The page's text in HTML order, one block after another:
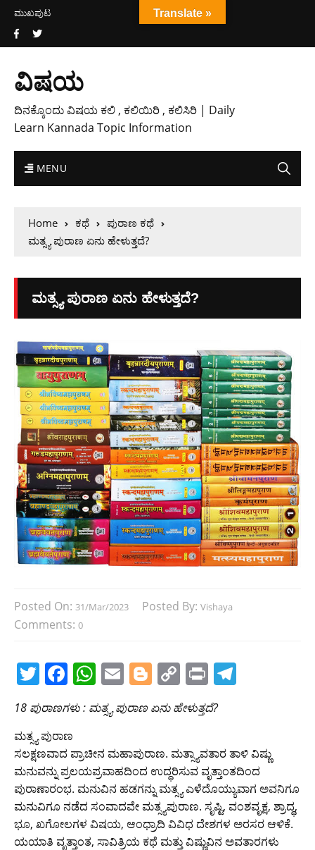
ಮುಖಪುಟ
ವಿಷಯ
ದಿನಕ್ಕೊಂದು ವಿಷಯ ಕಲಿ , ಕಲಿಯಿರಿ , ಕಲಿಸಿರಿ | Daily
Learn Kannada Topic Information
MENU
Home ಕಥೆ
ಪುರಾಣ ಕಥೆ
ಮತ್ಸ್ಯ ಪುರಾಣ ಏನು ಹೇಳುತ್ತದೆ?
ಮತ್ಸ್ಯ ಪುರಾಣ ಏನು ಹೇಳುತ್ತದೆ?
Posted On: 31/Mar/2023 Posted By: Vishaya
Comments: 0
T
itt
er
F
a
c
e
b
o
o
k
W
h
at
s
A
p
p
E
m
ai
Bl
g
er
C
o
p
Li
n
k
Pr
in
t
a
m
18 ಪುರಾಣಗಳು : ಮತ್ಸ್ಯ ಪುರಾಣ ಏನು ಹೇಳುತ್ತದೆ?
ಮತ್ಸ್ಯ ಪುರಾಣ
ಸಲಕ್ಷಣವಾದ ಪ್ರಾಚೀನ ಮಹಾಪುರಾಣ. ಮತ್ಸ್ಯಾವತಾರ ತಾಳಿ ವಿಷ್ಣು
ಮನುವನ್ನು ಪ್ರಲಯಪ್ರವಾಹದಿಂದ ಉದ್ಧರಿಸುವ ವೃತ್ತಾಂತದಿಂದ
ಪುರಾಣಾರಂಭ. ಮನುವಿನ ಹಡಗನ್ನು ಮತ್ಸ್ಯ ಎಳೆದೊಯ್ಯುವಾಗ ಅವನಿಗೂ
ಮನುವಿಗೂ ನಡೆದ ಸಂವಾದವೇ ಮತ್ಸ್ಯಪುರಾಣ. ಸೃಷ್ಟಿ, ವಂಶವೃಕ್ಷ, ಶ್ರಾದ್ಧ,
ಭೂ, ಖಗೋಲಗಳ ವಿಷಯ, ಆಂಧ್ರಾದಿ ವಿವಿಧ ದೇಶಗಳ ಅರಸರ ಆಳಿಕೆ.
ಯಯಾತಿ ವೃತ್ತಾಂತ, ಸಾವಿತ್ರಿಯ ಕಥೆ ಮತ್ತು ವಿಷ್ಣುವಿನ ಅವತಾರಗಳು
Translate »